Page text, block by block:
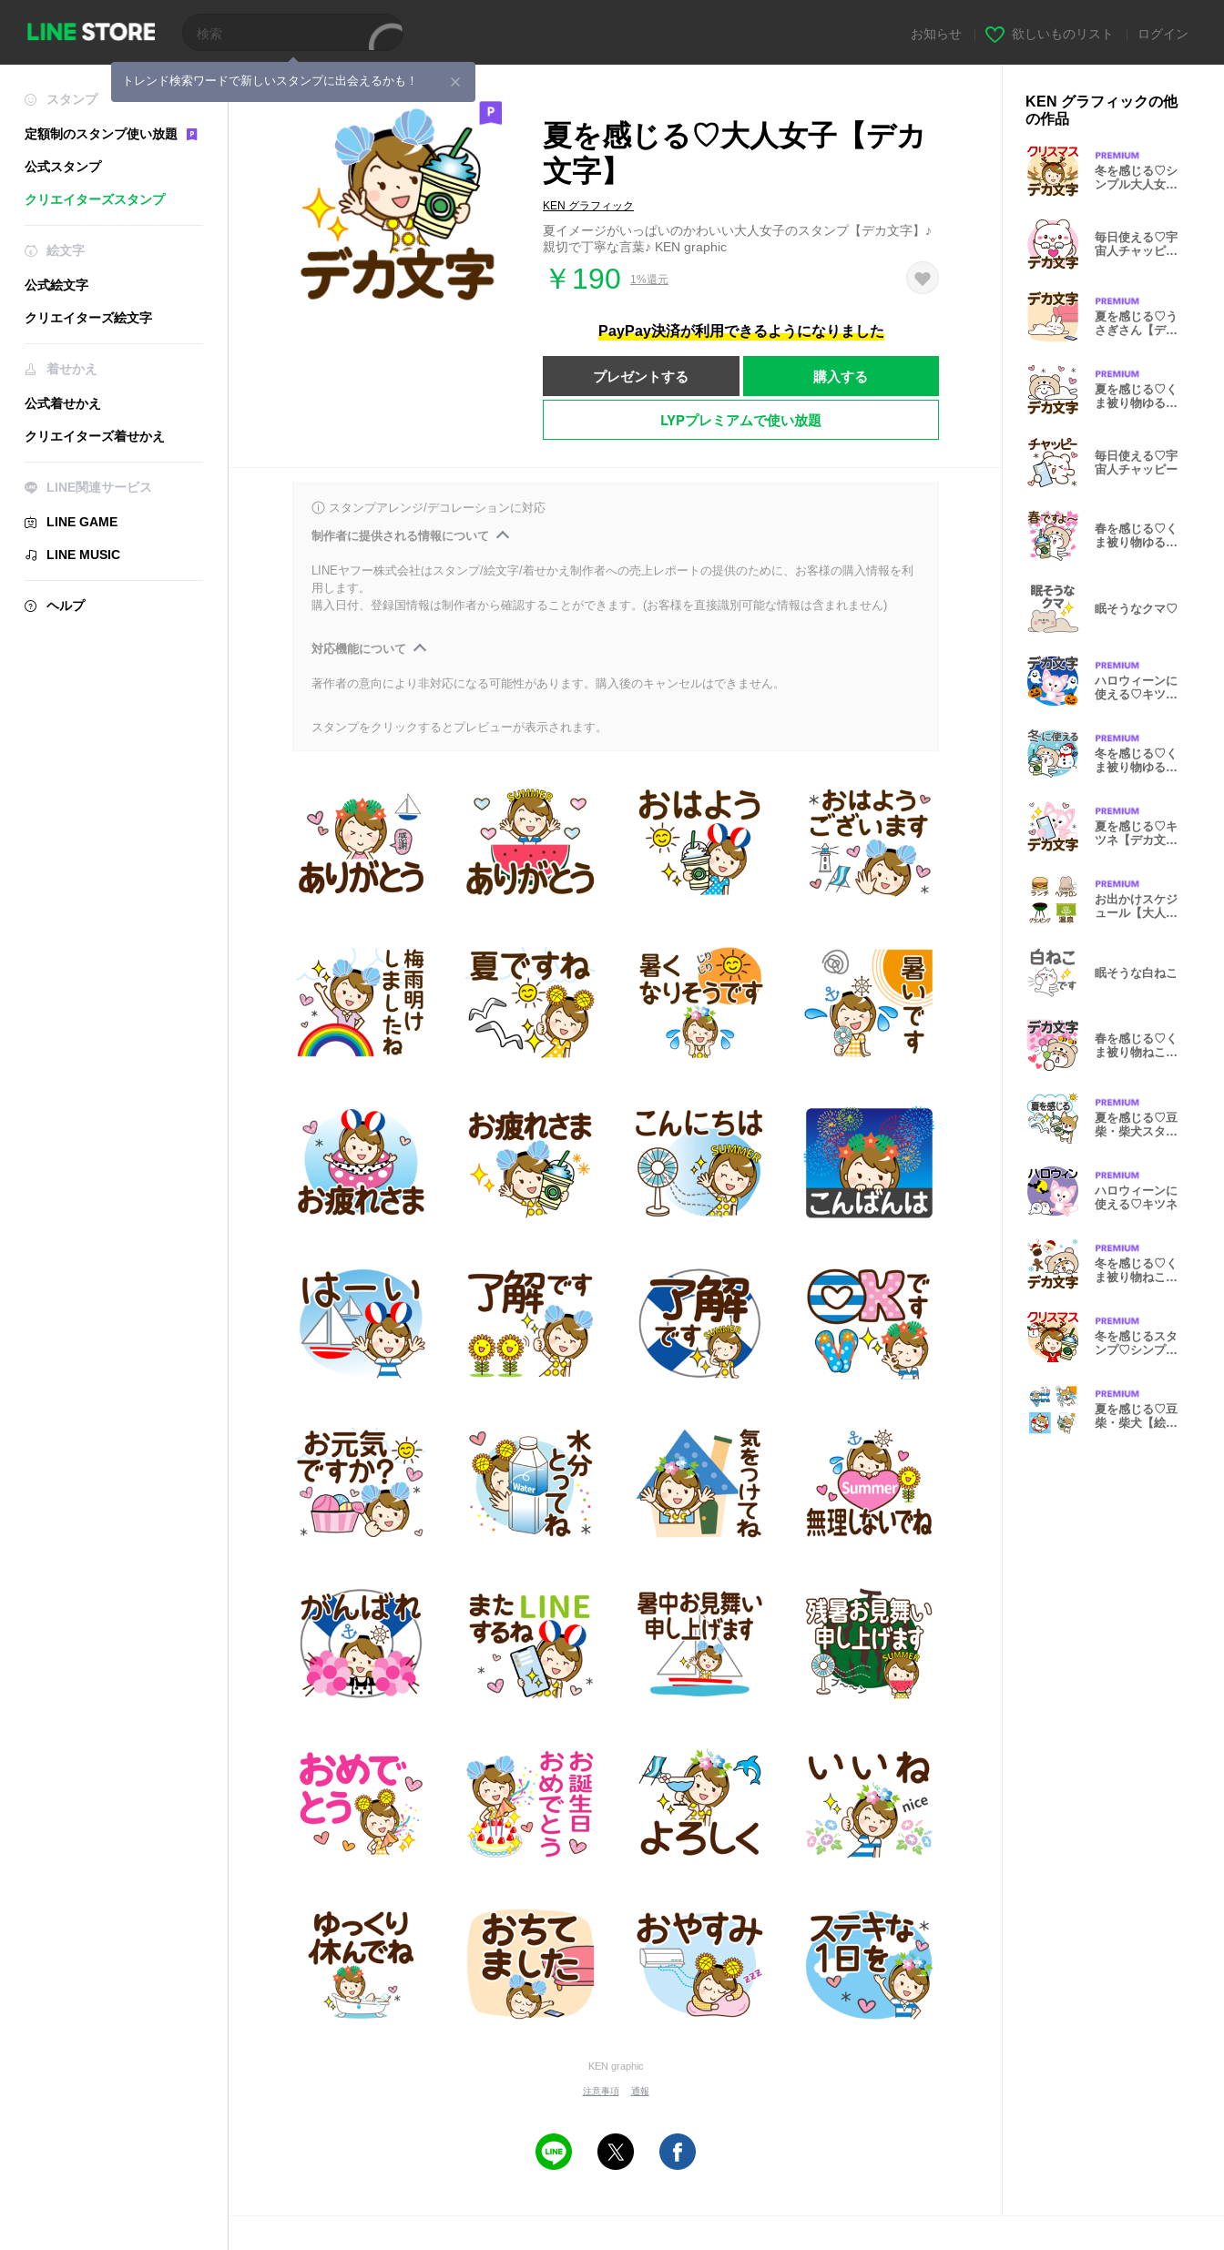
トレンド検索ワードで新しいスタンプに出会えるかも！
お知らせ 欲しいものリスト ログイン
スタンプ
定額制のスタンプ使い放題
公式スタンプ
クリエイターズスタンプ
絵文字
公式絵文字
クリエイターズ絵文字
着せかえ
公式着せかえ
クリエイターズ着せかえ
LINE関連サービス
LINE GAME
LINE MUSIC
ヘルプ
夏を感じる♡大人女子【デカ
文字】
KEN グラフィック
夏イメージがいっぱいのかわいい大人女子のスタンプ【デカ文字】♪
親切で丁寧な言葉♪ KEN graphic
￥190 1%還元
PayPay決済が利用できるようになりました
プレゼントする 購入する
LYPプレミアムで使い放題
スタンプアレンジ/デコレーションに対応
制作者に提供される情報について
LINEヤフー株式会社はスタンプ/絵文字/着せかえ制作者への売上レポートの提供のために、お客様の購入情報を利
用します。
購入日付、登録国情報は制作者から確認することができます。(お客様を直接識別可能な情報は含まれません)
対応機能について
著作者の意向により非対応になる可能性があります。購入後のキャンセルはできません。
スタンプをクリックするとプレビューが表示されます。
KEN graphic
注意事項 通報
KEN グラフィックの他
の作品
冬を感じる♡シ
ンプル大人女子
毎日使える♡宇
宙人チャッピー
夏を感じる♡う
さぎさん【デカ
夏を感じる♡く
ま被り物ゆる猫
毎日使える♡宇
宙人チャッピー
春を感じる♡く
ま被り物ゆるね
眠そうなクマ♡
ハロウィーンに
使える♡キツネ
冬を感じる♡く
ま被り物ゆるね
夏を感じる♡キ
ツネ【デカ文
お出かけスケジ
ュール【大人】
眠そうな白ねこ
春を感じる♡く
ま被り物ねこ
夏を感じる♡豆
柴・柴犬スタン
ハロウィーンに
使える♡キツネ
冬を感じる♡く
ま被り物ねこ
冬を感じるスタ
ンプ♡シンプル
夏を感じる♡豆
柴・柴犬【絵文